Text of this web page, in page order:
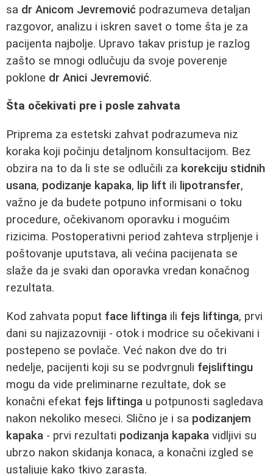
sa dr Anicom Jevremović podrazumeva detaljan
razgovor, analizu i iskren savet o tome šta je za
pacijenta najbolje. Upravo takav pristup je razlog
zašto se mnogi odlučuju da svoje poverenje
poklone dr Anici Jevremović.
Šta očekivati pre i posle zahvata
Priprema za estetski zahvat podrazumeva niz
koraka koji počinju detaljnom konsultacijom. Bez
obzira na to da li ste se odlučili za korekciju stidnih
usana, podizanje kapaka, lip lift ili lipotransfer,
važno je da budete potpuno informisani o toku
procedure, očekivanom oporavku i mogućim
rizicima. Postoperativni period zahteva strpljenje i
poštovanje uputstava, ali većina pacijenata se
slaže da je svaki dan oporavka vredan konačnog
rezultata.
Kod zahvata poput face liftinga ili fejs liftinga, prvi
dani su najizazovniji - otok i modrice su očekivani i
postepeno se povlače. Već nakon dve do tri
nedelje, pacijenti koji su se podvrgnuli fejsliftingu
mogu da vide preliminarne rezultate, dok se
konačni efekat fejs liftinga u potpunosti sagledava
nakon nekoliko meseci. Slično je i sa podizanjem
kapaka - prvi rezultati podizanja kapaka vidljivi su
ubrzo nakon skidanja konaca, a konačni izgled se
ustaljuje kako tkivo zarasta.